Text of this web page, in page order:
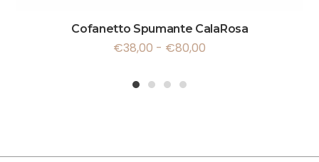
Cofanetto Spumante CalaRosa
€38,00 - €80,00